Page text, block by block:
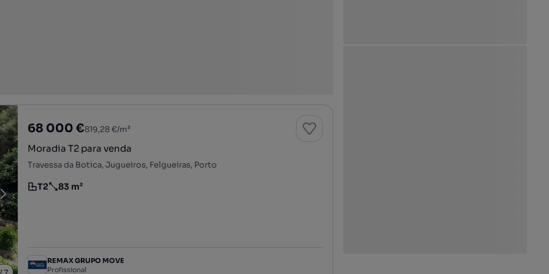
7
68 000 €819,28 €/m²
Moradia T2 para venda
Travessa da Botica, Jugueiros, Felgueiras, Porto
Tipologia
T2
Preço por metro quadrado
83 m²
REMAX GRUPO MOVE
Profissional